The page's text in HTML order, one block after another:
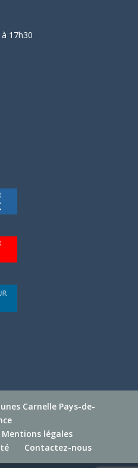
17h30
Carnelle Pays-de-
Mentions légales
Contactez-nous